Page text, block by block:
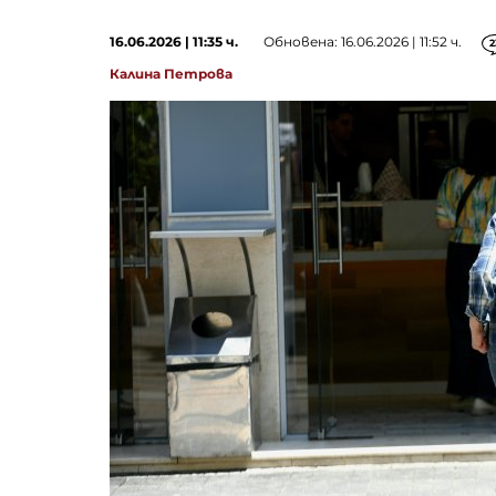
16.06.2026 | 11:35 ч. Обновена: 16.06.2026 | 11:52 ч.
Калина Петрова